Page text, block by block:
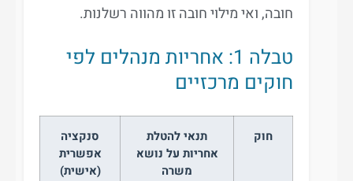
חובה, ואי מילוי חובה זו מהווה רשלנות.
טבלה 1: אחריות מנהלים לפי
חוקים מרכזיים
חוק
תנאי להטלת
אחריות על נושא
משרה
סנקציה
אפשרית
(אישית)